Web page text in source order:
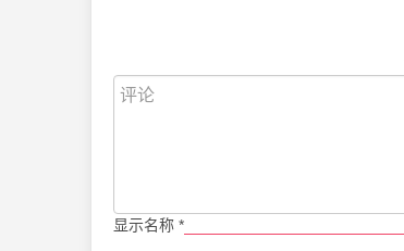
显示名称 *